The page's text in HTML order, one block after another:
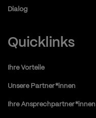
Dialog
Quicklinks
Ihre Vorteile
Unsere Partner*innen
Ihre Ansprechpartner*innen